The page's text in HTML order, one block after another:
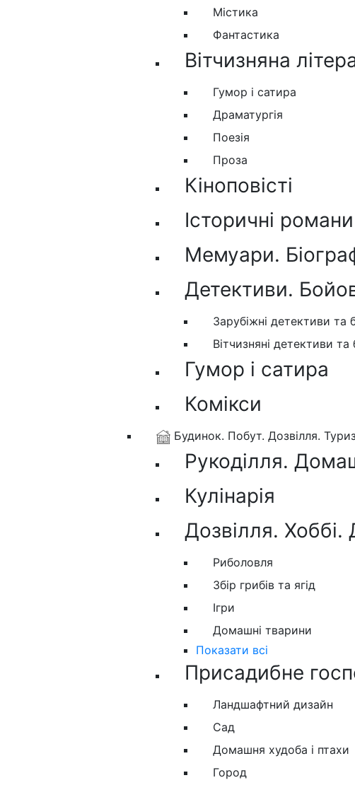
Містика
Фантастика
Вітчизняна
Гумор і сатира
Драматургія
Поезія
Проза
Кіноповісті
Історичні романи
Мемуари.
Детективи.
Зарубіжні детективи та
Вітчизняні детективи
Гумор і сатира
Комікси
Будинок. Побут. Дозвілля.
Рукоділля.
Кулінарія
Дозвілля.
Риболовля
Збір грибів та ягід
Ігри
Домашні тварини
Показати всі
Присадибне
Ландшафтний дизайн
Сад
Домашня худоба і птахи
Город